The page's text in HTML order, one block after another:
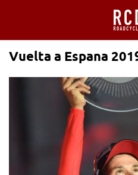
Vuelta a Espana